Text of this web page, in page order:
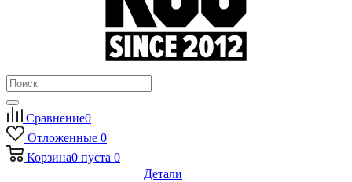
Сравнение0
Отложенные 0
Корзина0 пуста 0
Детали